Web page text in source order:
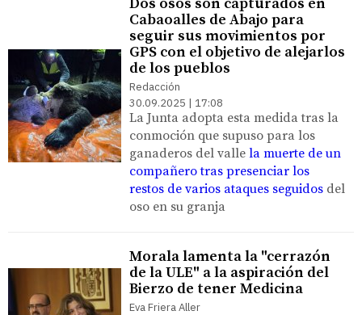
Cabaoalles de Abajo para
seguir sus movimientos por
GPS con el objetivo de alejarlos
de los pueblos
Redacción
30.09.2025 | 17:08
La Junta adopta esta medida tras la
conmoción que supuso para los
ganaderos del valle la muerte de un
compañero tras presenciar los
restos de varios ataques seguidos del
oso en su granja
Morala lamenta la "cerrazón
de la ULE" a la aspiración del
Bierzo de tener Medicina
Eva Friera Aller